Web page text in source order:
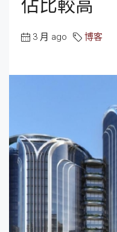
佔比較高
3 月 ago 博客